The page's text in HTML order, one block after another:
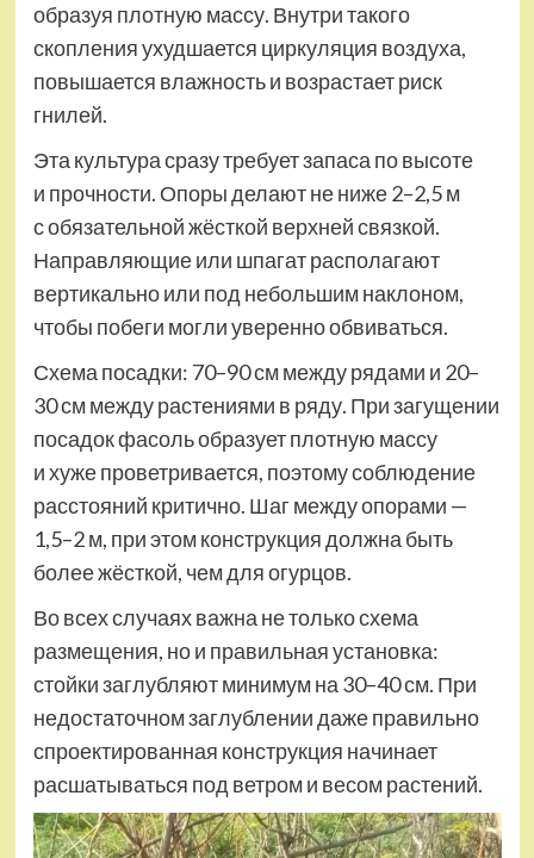
образуя плотную массу. Внутри такого
скопления ухудшается циркуляция воздуха,
повышается влажность и возрастает риск
гнилей.
Эта культура сразу требует запаса по высоте
и прочности. Опоры делают не ниже 2–2,5 м
с обязательной жёсткой верхней связкой.
Направляющие или шпагат располагают
вертикально или под небольшим наклоном,
чтобы побеги могли уверенно обвиваться.
Схема посадки: 70–90 см между рядами и 20–
30 см между растениями в ряду. При загущении
посадок фасоль образует плотную массу
и хуже проветривается, поэтому соблюдение
расстояний критично. Шаг между опорами —
1,5–2 м, при этом конструкция должна быть
более жёсткой, чем для огурцов.
Во всех случаях важна не только схема
размещения, но и правильная установка:
стойки заглубляют минимум на 30–40 см. При
недостаточном заглублении даже правильно
спроектированная конструкция начинает
расшатываться под ветром и весом растений.